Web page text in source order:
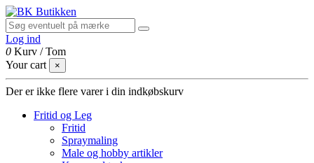
Log ind
0 Kurv /Tom
Your cart
×
Der er ikke flere varer i din indkøbskurv
Fritid og Leg
Fritid
Spraymaling
Male og hobby artikler